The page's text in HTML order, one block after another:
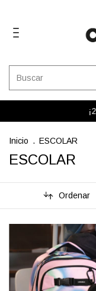
¡2x1
Inicio . ESCOLAR
ESCOLAR
Ordenar